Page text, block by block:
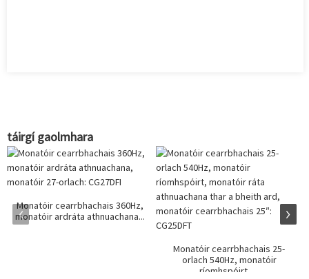
táirgí gaolmhara
Monatóir cearrbhachais 360Hz,
monatóir ardráta athnuachana...
Monatóir cearrbhachais 25-
orlach 540Hz, monatóir
ríomhspóirt, ...